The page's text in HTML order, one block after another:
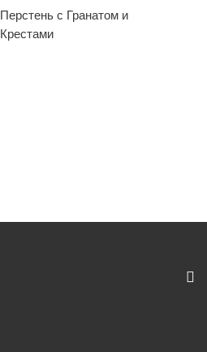
Перстень с Гранатом и
Крестами